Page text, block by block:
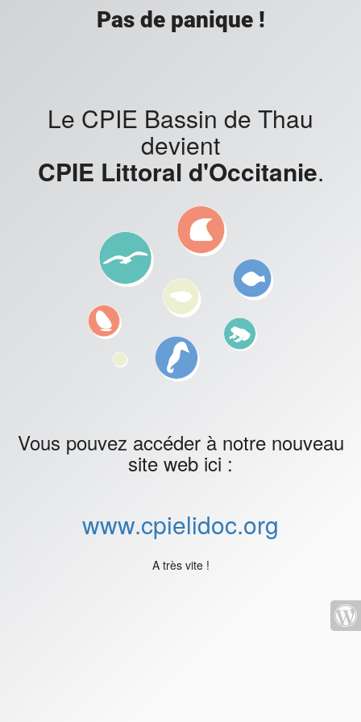
Pas de panique !
Le CPIE Bassin de Thau
devient
CPIE Littoral d'Occitanie.
Vous pouvez accéder à notre nouveau
site web ici :
www.cpielidoc.org
A très vite !